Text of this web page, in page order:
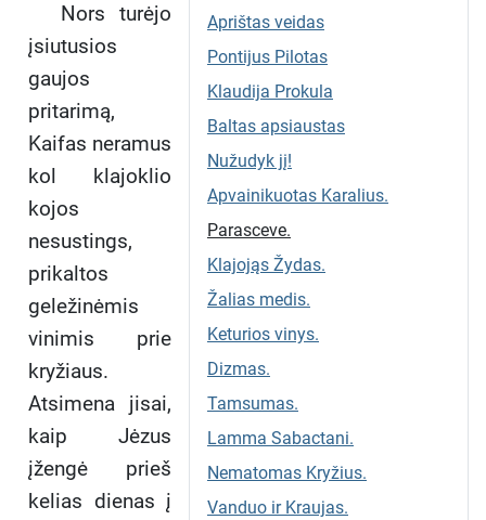
Aprištas veidas
Pontijus Pilotas
Klaudija Prokula
Baltas apsiaustas
Nužudyk jį!
Apvainikuotas Karalius.
Parasceve.
Klajojąs Žydas.
Žalias medis.
Keturios vinys.
Dizmas.
Tamsumas.
Lamma Sabactani.
Nematomas Kryžius.
Vanduo ir Kraujas.
Nors turėjo
įsiutusios
gaujos
pritarimą,
Kaifas neramus
kol klajoklio
kojos
nesustings,
prikaltos
geležinėmis
vinimis prie
kryžiaus.
Atsimena jisai,
kaip Jėzus
įžengė prieš
kelias dienas į